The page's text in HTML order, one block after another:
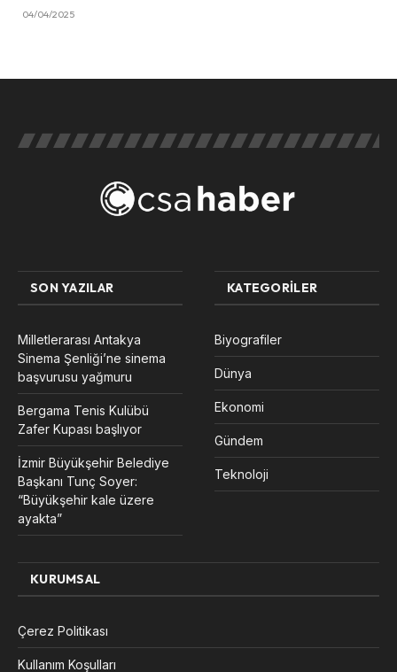
04/04/2025
SON YAZILAR
Milletlerarası Antakya
Sinema Şenliği’ne sinema
başvurusu yağmuru
Bergama Tenis Kulübü
Zafer Kupası başlıyor
İzmir Büyükşehir Belediye
Başkanı Tunç Soyer:
“Büyükşehir kale üzere
ayakta”
KATEGORILER
Biyografiler
Dünya
Ekonomi
Gündem
Teknoloji
KURUMSAL
Çerez Politikası
Kullanım Koşulları